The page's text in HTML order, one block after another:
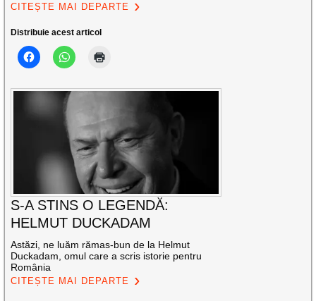
CITEȘTE MAI DEPARTE
Distribuie acest articol
S-A STINS O LEGENDĂ:
HELMUT DUCKADAM
Astăzi, ne luăm rămas-bun de la Helmut
Duckadam, omul care a scris istorie pentru
România
CITEȘTE MAI DEPARTE